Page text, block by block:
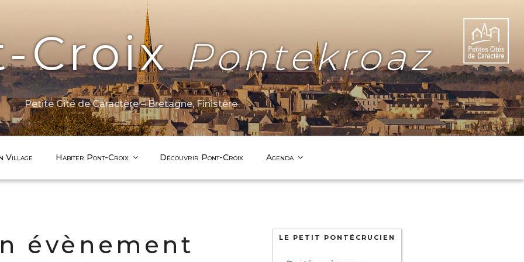
CroixPontekroaz
Petite Cité de Caractère – Bretagne, Finistère
Village Habiter Pont-Croix Découvrir Pont-Croix Agenda
évènement LE PETIT PONTÉCRUCIEN